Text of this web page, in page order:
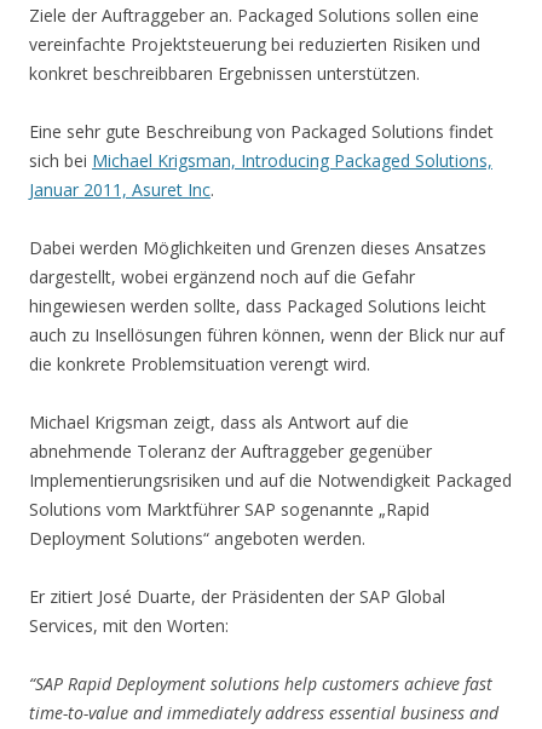
Ziele der Auftraggeber an. Packaged Solutions sollen eine
vereinfachte Projektsteuerung bei reduzierten Risiken und
konkret beschreibbaren Ergebnissen unterstützen.
Eine sehr gute Beschreibung von Packaged Solutions findet
sich bei Michael Krigsman, Introducing Packaged Solutions,
Januar 2011, Asuret Inc.
Dabei werden Möglichkeiten und Grenzen dieses Ansatzes
dargestellt, wobei ergänzend noch auf die Gefahr
hingewiesen werden sollte, dass Packaged Solutions leicht
auch zu Insellösungen führen können, wenn der Blick nur auf
die konkrete Problemsituation verengt wird.
Michael Krigsman zeigt, dass als Antwort auf die
abnehmende Toleranz der Auftraggeber gegenüber
Implementierungsrisiken und auf die Notwendigkeit Packaged
Solutions vom Marktführer SAP sogenannte „Rapid
Deployment Solutions“ angeboten werden.
Er zitiert José Duarte, der Präsidenten der SAP Global
Services, mit den Worten:
“SAP Rapid Deployment solutions help customers achieve fast
time-to-value and immediately address essential business and